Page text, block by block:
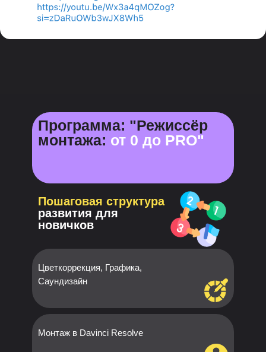
Монтаж в Davinci Resolve
Пошаговая структура
развития для
новичков
Цветкоррекция, Графика,
Саундизайн
Программа: "Режиссёр
монтажа: от 0 до PRO"